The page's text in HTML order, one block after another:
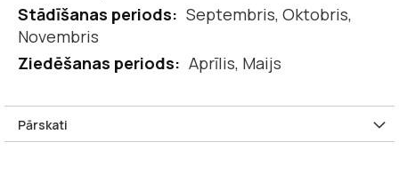
Septembris, Oktobris,
Novembris
Aprīlis, Maijs
Pārskati